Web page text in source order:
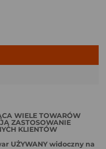
WIELE TOWARÓW
ZASTOSOWANIE
KLIENTÓW
UŻYWANY widoczny na